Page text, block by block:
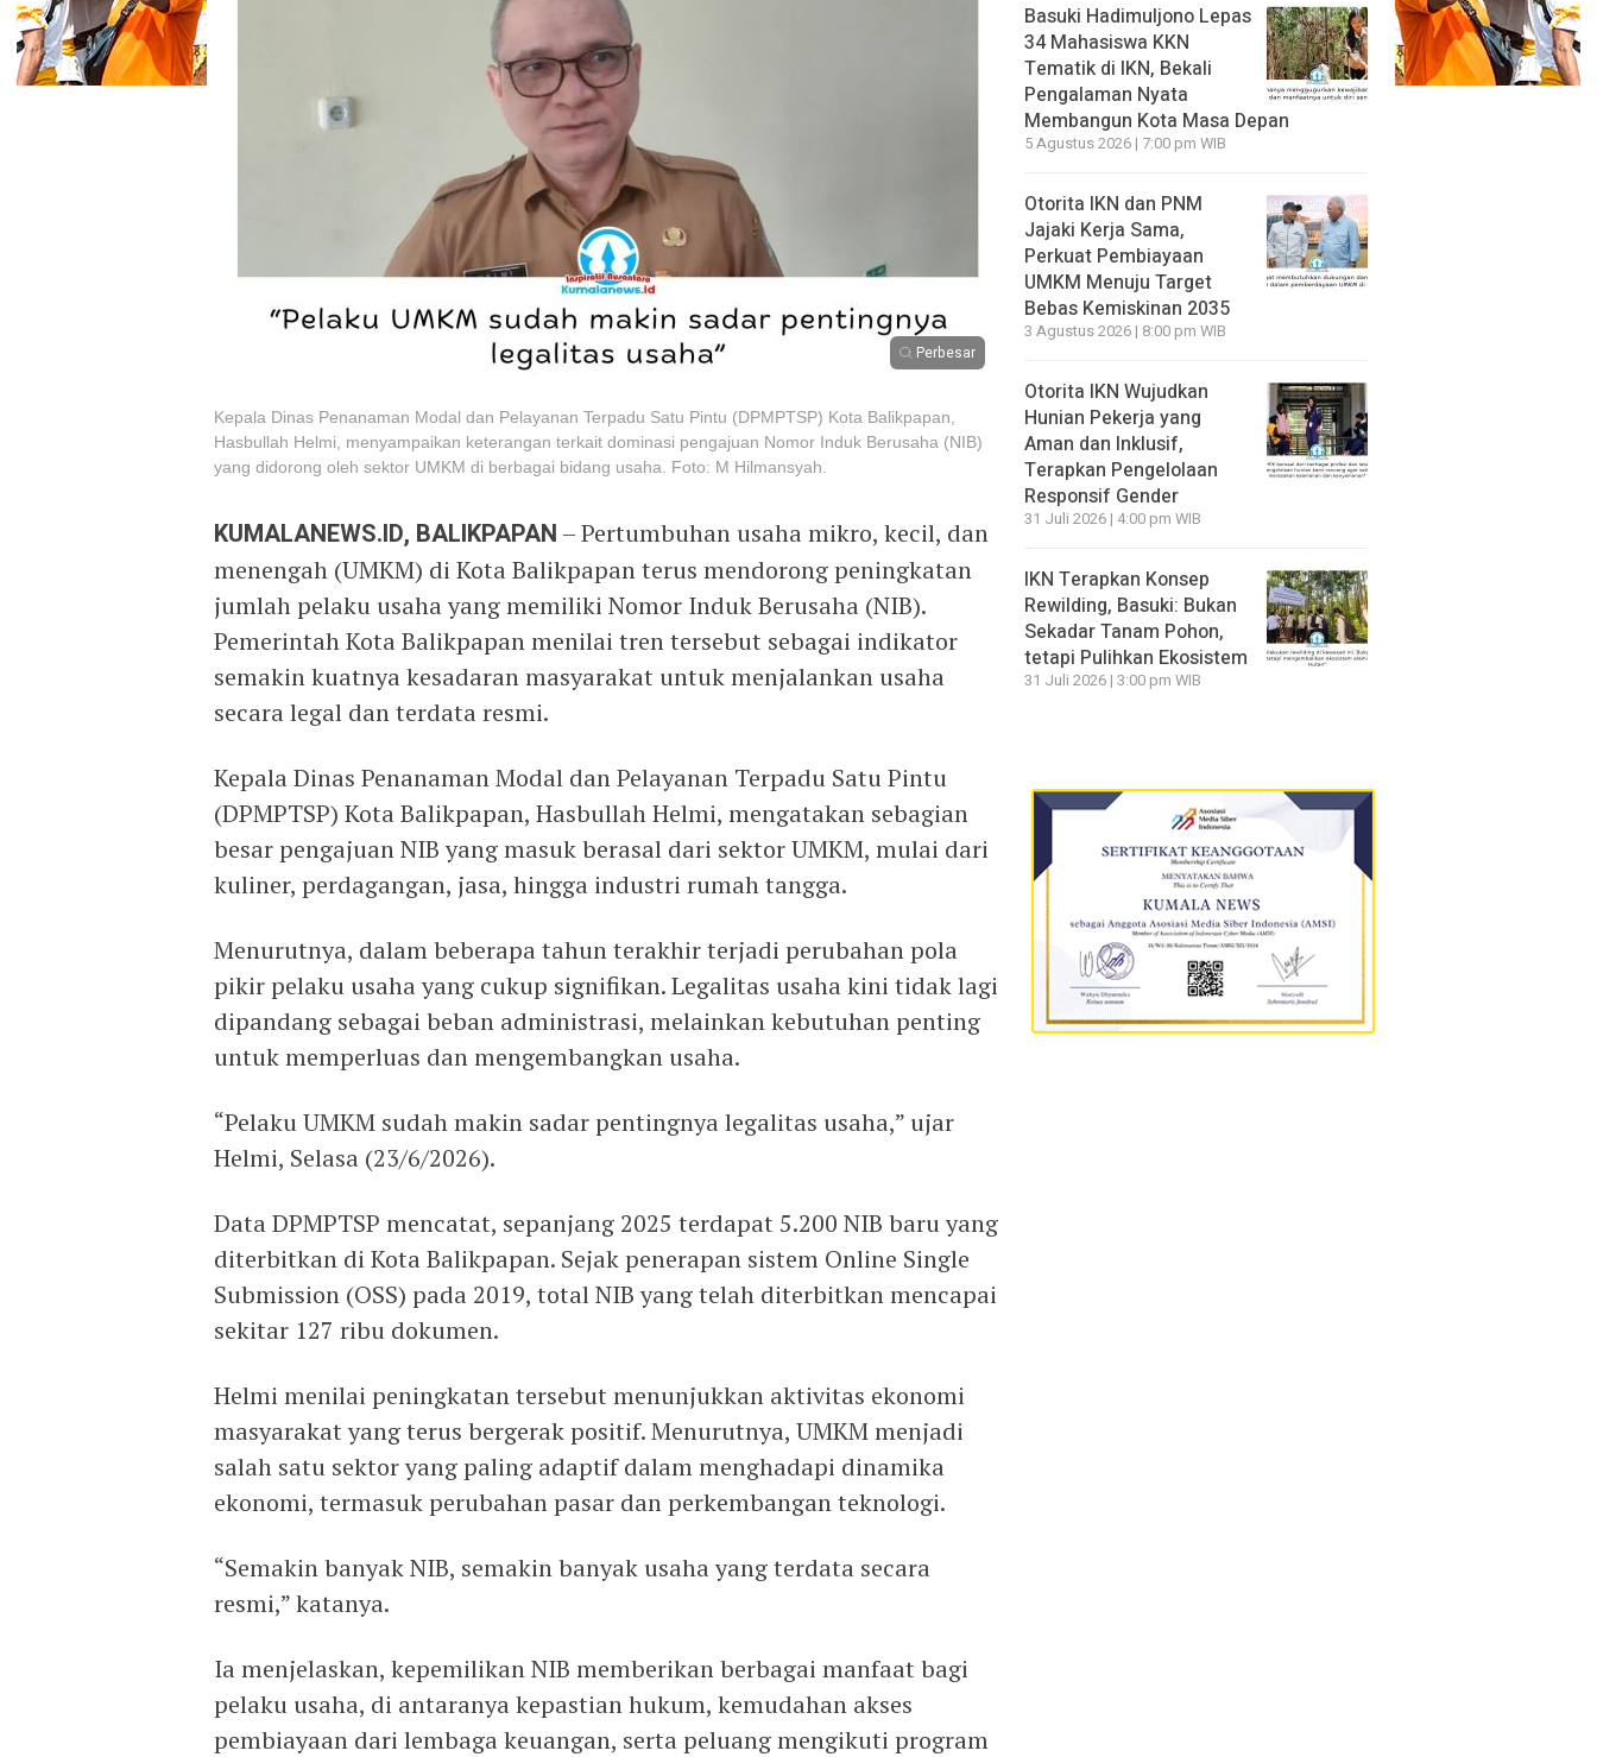
Perbesar
Kepala Dinas Penanaman Modal dan Pelayanan Terpadu Satu Pintu (DPMPTSP) Kota Balikpapan,
Hasbullah Helmi, menyampaikan keterangan terkait dominasi pengajuan Nomor Induk Berusaha (NIB)
yang didorong oleh sektor UMKM di berbagai bidang usaha. Foto: M Hilmansyah.
KUMALANEWS.ID, BALIKPAPAN – Pertumbuhan usaha mikro, kecil, dan
menengah (UMKM) di Kota Balikpapan terus mendorong peningkatan
jumlah pelaku usaha yang memiliki Nomor Induk Berusaha (NIB).
Pemerintah Kota Balikpapan menilai tren tersebut sebagai indikator
semakin kuatnya kesadaran masyarakat untuk menjalankan usaha
secara legal dan terdata resmi.
Kepala Dinas Penanaman Modal dan Pelayanan Terpadu Satu Pintu
(DPMPTSP) Kota Balikpapan, Hasbullah Helmi, mengatakan sebagian
besar pengajuan NIB yang masuk berasal dari sektor UMKM, mulai dari
kuliner, perdagangan, jasa, hingga industri rumah tangga.
Menurutnya, dalam beberapa tahun terakhir terjadi perubahan pola
pikir pelaku usaha yang cukup signifikan. Legalitas usaha kini tidak lagi
dipandang sebagai beban administrasi, melainkan kebutuhan penting
untuk memperluas dan mengembangkan usaha.
“Pelaku UMKM sudah makin sadar pentingnya legalitas usaha,” ujar
Helmi, Selasa (23/6/2026).
Data DPMPTSP mencatat, sepanjang 2025 terdapat 5.200 NIB baru yang
diterbitkan di Kota Balikpapan. Sejak penerapan sistem Online Single
Submission (OSS) pada 2019, total NIB yang telah diterbitkan mencapai
sekitar 127 ribu dokumen.
Helmi menilai peningkatan tersebut menunjukkan aktivitas ekonomi
masyarakat yang terus bergerak positif. Menurutnya, UMKM menjadi
salah satu sektor yang paling adaptif dalam menghadapi dinamika
ekonomi, termasuk perubahan pasar dan perkembangan teknologi.
“Semakin banyak NIB, semakin banyak usaha yang terdata secara
resmi,” katanya.
Ia menjelaskan, kepemilikan NIB memberikan berbagai manfaat bagi
pelaku usaha, di antaranya kepastian hukum, kemudahan akses
pembiayaan dari lembaga keuangan, serta peluang mengikuti program
Basuki Hadimuljono Lepas
34 Mahasiswa KKN
Tematik di IKN, Bekali
Pengalaman Nyata
Membangun Kota Masa Depan
5 Agustus 2026 | 7:00 pm WIB
Otorita IKN dan PNM
Jajaki Kerja Sama,
Perkuat Pembiayaan
UMKM Menuju Target
Bebas Kemiskinan 2035
3 Agustus 2026 | 8:00 pm WIB
Otorita IKN Wujudkan
Hunian Pekerja yang
Aman dan Inklusif,
Terapkan Pengelolaan
Responsif Gender
31 Juli 2026 | 4:00 pm WIB
IKN Terapkan Konsep
Rewilding, Basuki: Bukan
Sekadar Tanam Pohon,
tetapi Pulihkan Ekosistem
31 Juli 2026 | 3:00 pm WIB